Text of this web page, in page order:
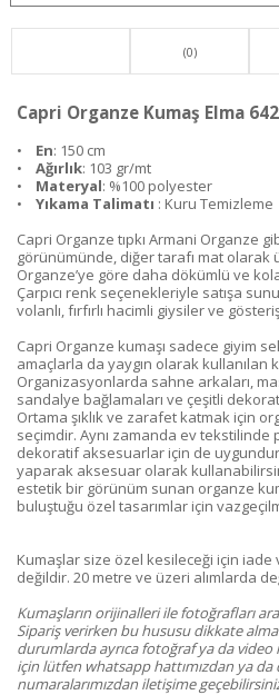
(0)
Capri Organze Kumaş Elma
• En: 150 cm
• Ağırlık: 103 gr/mt
•
Materyal: %100 polyester
• Yıkama Talimatı : Kuru Temizleme
Capri Organze tıpkı Armani Organze
görünümünde, diğer tarafı mat olarak
Organze’ye göre daha dökümlü ve
Çarpıcı renk seçenekleriyle satışa
volanlı, fırfırlı hacimli giysiler ve
Capri Organze kumaşı sadece giyim
amaçlarla da yaygın olarak kullanılan
Organizasyonlarda sahne arkaları,
sandalye bağlamaları ve çeşitli
Ortama şıklık ve zarafet katmak için
seçimdir. Aynı zamanda ev
dekoratif aksesuarlar için de
yaparak aksesuar olarak
estetik bir görünüm sunan organze
buluştuğu özel tasarımlar için
Kumaşlar size özel kesileceği için
değildir. 20 metre ve üzeri alımlarda
Kumaşların orijinalleri ile fotoğrafları
Sipariş verirken bu hususu dikkate
durumlarda ayrıca fotoğraf ya da video
için lütfen whatsapp hattımızdan ya
numaralarımızdan iletişime